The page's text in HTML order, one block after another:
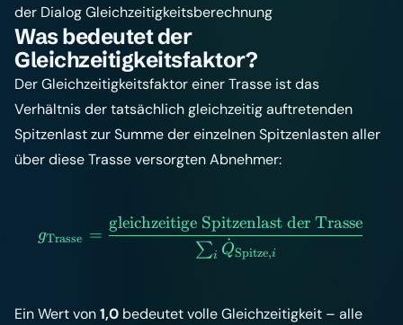
der DialogGleichzeitigkeitsberechnung
Was bedeutet der
Gleichzeitigkeitsfaktor?
Der Gleichzeitigkeitsfaktor einer Trasse ist das
Verhältnis der tatsächlich gleichzeitig auftretenden
Spitzenlast zur Summe der einzelnen Spitzenlasten aller
über diese Trasse versorgten Abnehmer:
g_\text{Trasse} =
gTrasse =
∑i Q
˙ Spitze,i
gleichzeitige Spitzenlast der Trasse
Ein Wert von1,0 bedeutet volle Gleichzeitigkeit – alle